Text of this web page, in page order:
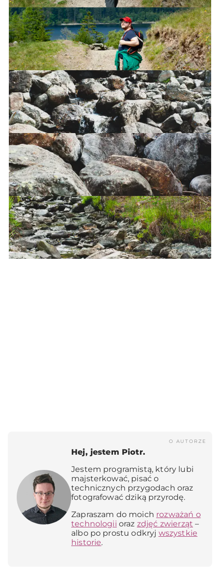
O AUTORZE
Hej, jestem Piotr.
Jestem programistą, który lubi
majsterkować, pisać o
technicznych przygodach oraz
fotografować dziką przyrodę.
Zapraszam do moich rozważań o
technologii oraz zdjęć zwierząt –
albo po prostu odkryj wszystkie
historie.